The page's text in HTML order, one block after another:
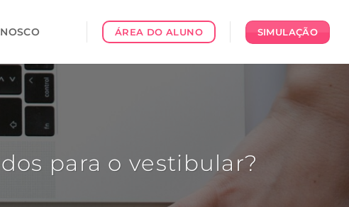
ÁREA DO ALUNO SIMULAÇÃO
para o vestibular?